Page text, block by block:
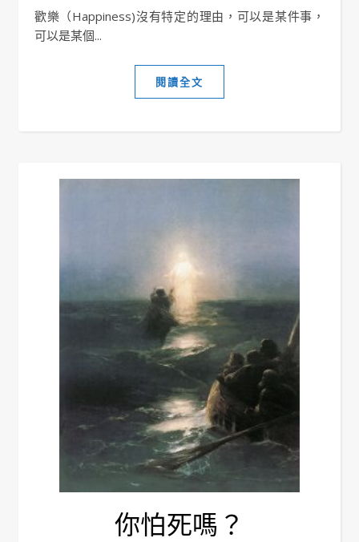
歡樂（Happiness)沒有特定的理由，可以是某件事，
可以是某個...
閱讀全文
你怕死嗎？